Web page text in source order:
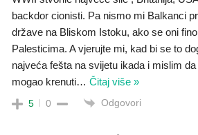
backdor cionisti. Pa nismo mi Balkanci
države na Bliskom Istoku, ako se oni
Palesticima. A vjerujte mi, kad bi se to
najveća fešta na svijetu ikada i mislim
mogao krenuti… Čitaj više »
5 0 Odgovori